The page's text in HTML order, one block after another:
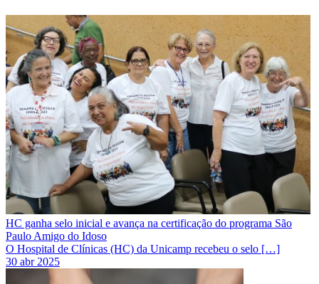
HC ganha selo inicial e avança na certificação do programa São
Paulo Amigo do Idoso
O Hospital de Clínicas (HC) da Unicamp recebeu o selo […]
30 abr 2025